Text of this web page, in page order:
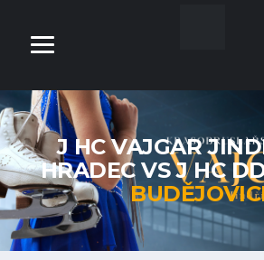
J HC VAJGAR
HRADEC VS J HC